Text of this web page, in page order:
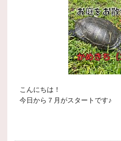
こんにちは！
今日から７月がスタートです♪